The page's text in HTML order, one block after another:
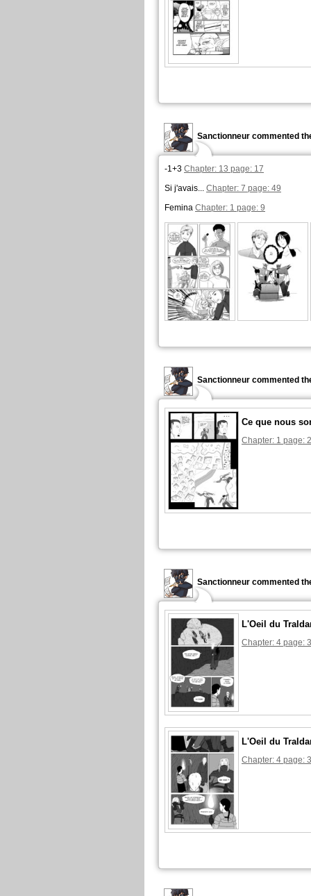
Sanctionneur commented
-1+3 Chapter: 13 page: 17
Si j'avais... Chapter: 7 page: 49
Femina Chapter: 1 page: 9
Sanctionneur commented
Ce que nous
Chapter: 1 page:
Sanctionneur commented
L'Oeil du
Chapter: 4 page:
L'Oeil du
Chapter: 4 page: